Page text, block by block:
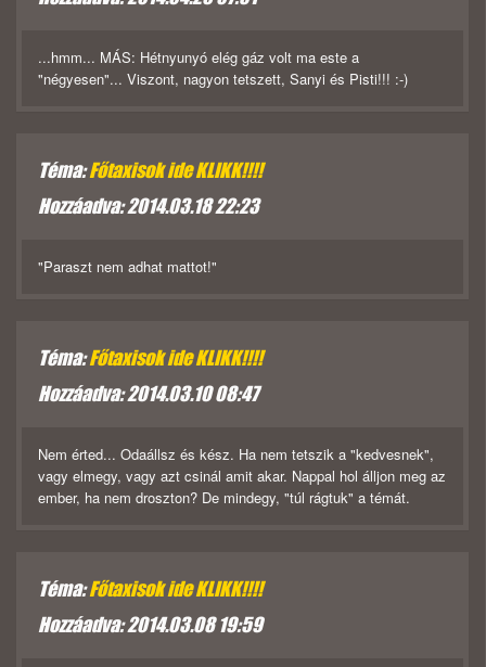
...hmm... MÁS: Hétnyunyó elég gáz volt ma este a
"négyesen"... Viszont, nagyon tetszett, Sanyi és Pisti!!! :-)
Téma:Főtaxisok ide KLIKK!!!!
Hozzáadva: 2014.03.18 22:23
"Paraszt nem adhat mattot!"
Téma:Főtaxisok ide KLIKK!!!!
Hozzáadva: 2014.03.10 08:47
Nem érted... Odaállsz és kész. Ha nem tetszik a "kedvesnek",
vagy elmegy, vagy azt csinál amit akar. Nappal hol álljon meg az
ember, ha nem droszton? De mindegy, "túl rágtuk" a témát.
Téma:Főtaxisok ide KLIKK!!!!
Hozzáadva: 2014.03.08 19:59